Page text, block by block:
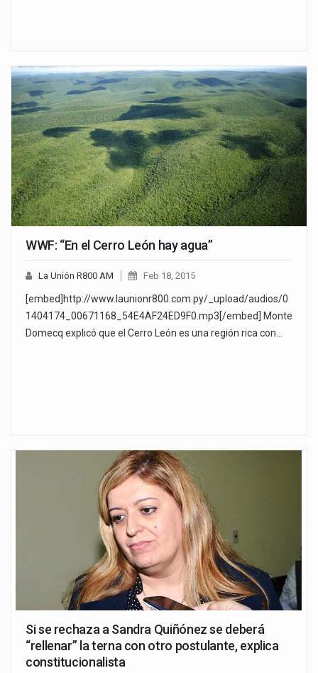
WWF: “En el Cerro León hay agua”
La Unión R800 AM Feb 18, 2015
[embed]http://www.launionr800.com.py/_upload/audios/0
1404174_00671168_54E4AF24ED9F0.mp3[/embed] Monte
Domecq explicó que el Cerro León es una región rica con…
Si se rechaza a Sandra Quiñónez se deberá
“rellenar” la terna con otro postulante, explica
constitucionalista